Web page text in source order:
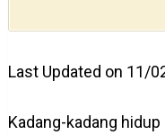
Last Updated on 11/
Kadang-kadang